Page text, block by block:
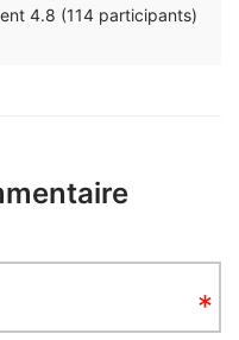
4.8 (114 participants)